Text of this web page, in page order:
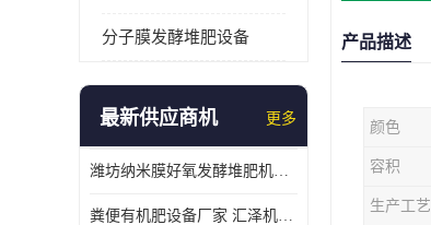
分子膜发酵堆肥设备
最新供应商机 更多
潍坊纳米膜好氧发酵堆肥机定制
粪便有机肥设备厂家 汇泽机械 免费报价
产品描述
颜色
容积
生产工艺